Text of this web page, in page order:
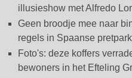
illusieshow met Alfredo
Geen broodje mee naar
regels in Spaanse
Foto's: deze koffers
bewoners in het Efteling